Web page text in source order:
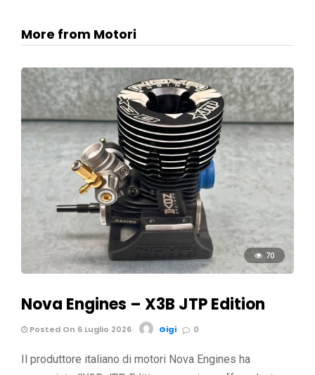
More from Motori
70
Nova Engines – X3B JTP Edition
Posted On 6 Luglio 2026 Gigi 0
Il produttore italiano di motori Nova Engines ha